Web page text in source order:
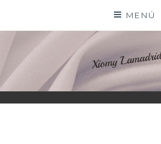
contenido
MENÚ
XIOMY